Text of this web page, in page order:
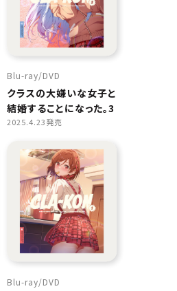
Blu-ray DVD
クラスの大嫌いな女子と
結婚することになった。3
2025.4.23発売
Blu-ray DVD